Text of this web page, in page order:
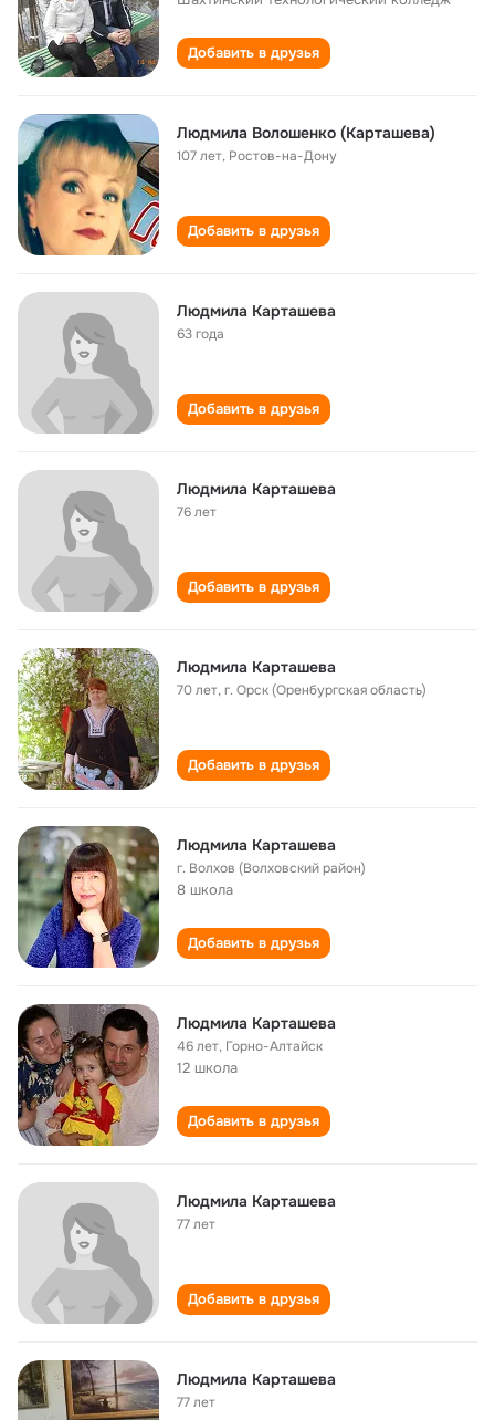
Добавить в друзья
Людмила Волошенко (Карташева)
107 лет, Ростов-на-Дону
Добавить в друзья
Людмила Карташева
63 года
Добавить в друзья
Людмила Карташева
76 лет
Добавить в друзья
Людмила Карташева
70 лет,г. Орск (Оренбургская область)
Добавить в друзья
Людмила Карташева
г. Волхов (Волховский район)
8 школа
Добавить в друзья
Людмила Карташева
46 лет, Горно-Алтайск
12 школа
Добавить в друзья
Людмила Карташева
77 лет
Добавить в друзья
Людмила Карташева
77 лет